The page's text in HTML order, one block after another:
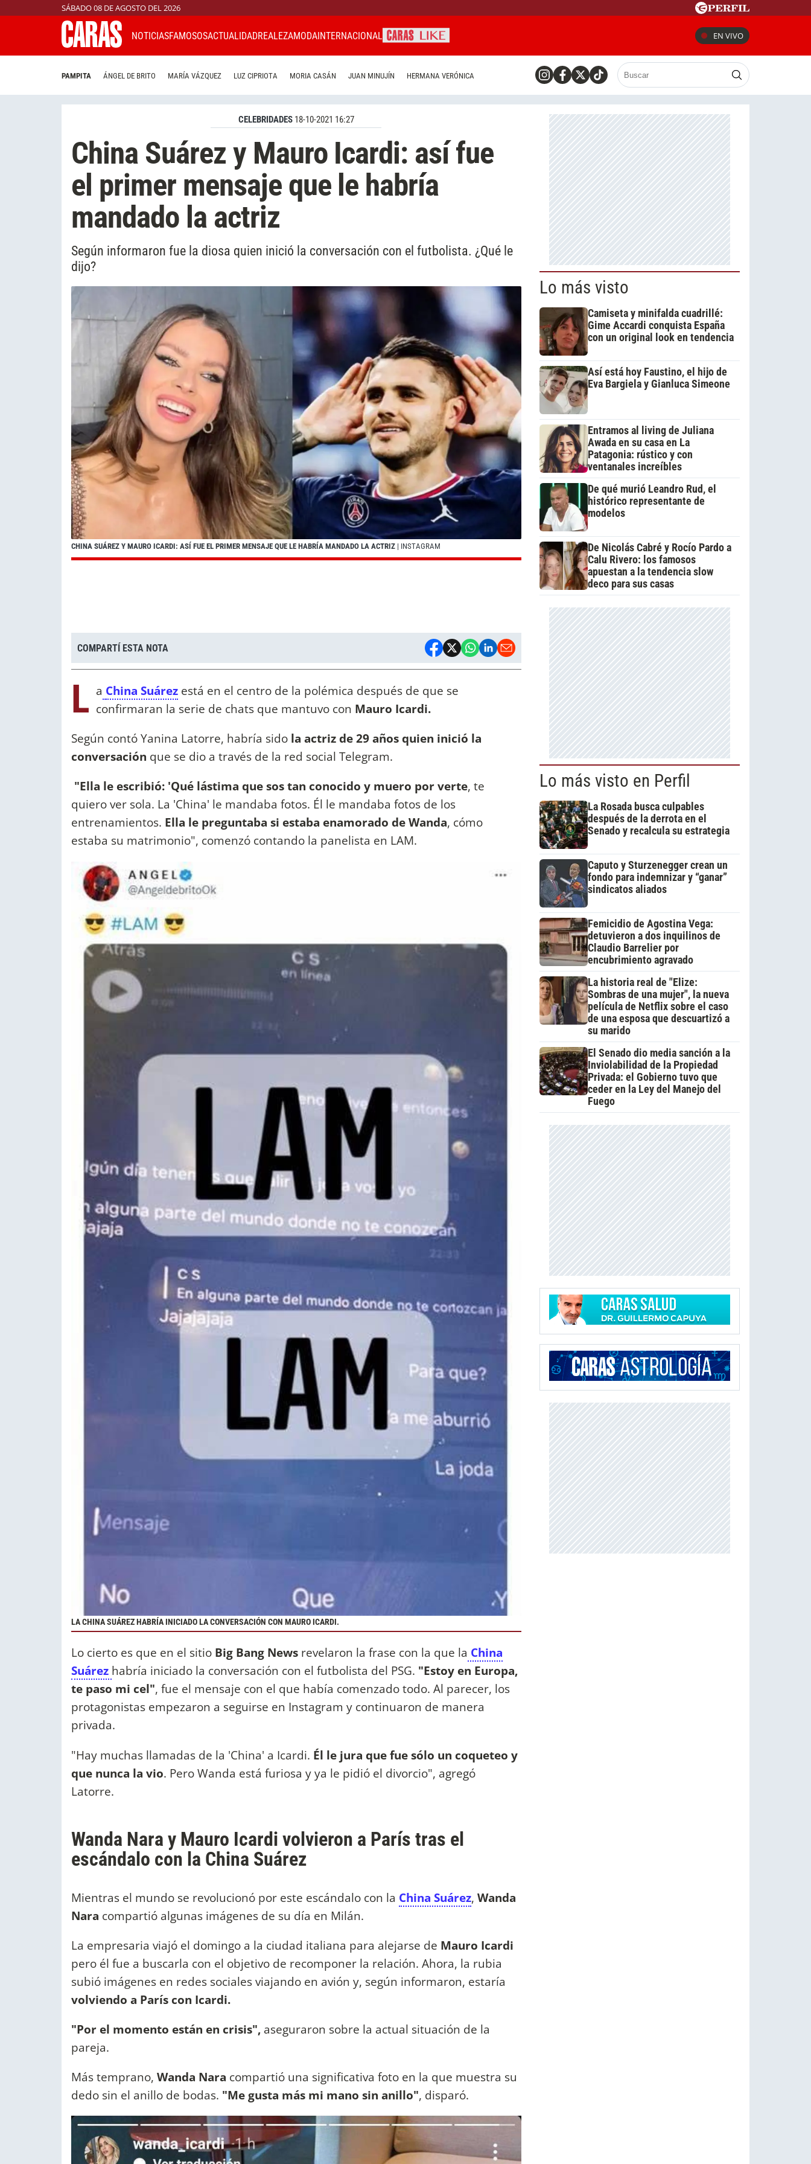
SÁBADO 08 DE AGOSTO DEL 2026
NOTICIASFAMOSOSACTUALIDADREALEZAMODAINTERNACIONAL EN VIVO
PAMPITA ÁNGEL DE BRITO MARÍA VÁZQUEZ LUZ CIPRIOTA MORIA CASÁN JUAN MINUJÍN HERMANA VERÓNICA
CELEBRIDADES 18-10-2021 16:27
China Suárez y Mauro Icardi: así fue
el primer mensaje que le habría
mandado la actriz
Según informaron fue la diosa quien inició la conversación con el futbolista. ¿Qué le
dijo?
CHINA SUÁREZ Y MAURO ICARDI: ASÍ FUE EL PRIMER MENSAJE QUE LE HABRÍA MANDADO LA ACTRIZ | INSTAGRAM
COMPARTÍ ESTA NOTA
L a China Suárez está en el centro de la polémica después de que se
confirmaran la serie de chats que mantuvo con Mauro Icardi.
Según contó Yanina Latorre, habría sido la actriz de 29 años quien inició la
conversación que se dio a través de la red social Telegram.
"Ella le escribió: 'Qué lástima que sos tan conocido y muero por verte, te
quiero ver sola. La 'China' le mandaba fotos. Él le mandaba fotos de los
entrenamientos. Ella le preguntaba si estaba enamorado de Wanda, cómo
estaba su matrimonio", comenzó contando la panelista en LAM.
LA CHINA SUÁREZ HABRÍA INICIADO LA CONVERSACIÓN CON MAURO ICARDI.
Lo cierto es que en el sitio Big Bang News revelaron la frase con la que la China
Suárez habría iniciado la conversación con el futbolista del PSG. "Estoy en Europa,
te paso mi cel", fue el mensaje con el que había comenzado todo. Al parecer, los
protagonistas empezaron a seguirse en Instagram y continuaron de manera
privada.
"Hay muchas llamadas de la 'China' a Icardi. Él le jura que fue sólo un coqueteo y
que nunca la vio. Pero Wanda está furiosa y ya le pidió el divorcio", agregó
Latorre.
Wanda Nara y Mauro Icardi volvieron a París tras el
escándalo con la China Suárez
Mientras el mundo se revolucionó por este escándalo con la China Suárez, Wanda
Nara compartió algunas imágenes de su día en Milán.
La empresaria viajó el domingo a la ciudad italiana para alejarse de Mauro Icardi
pero él fue a buscarla con el objetivo de recomponer la relación. Ahora, la rubia
subió imágenes en redes sociales viajando en avión y, según informaron, estaría
volviendo a París con Icardi.
"Por el momento están en crisis", aseguraron sobre la actual situación de la
pareja.
Más temprano, Wanda Nara compartió una significativa foto en la que muestra su
dedo sin el anillo de bodas. "Me gusta más mi mano sin anillo", disparó.
Lo más visto
Camiseta y minifalda cuadrillé:
Gime Accardi conquista España
con un original look en tendencia
Así está hoy Faustino, el hijo de
Eva Bargiela y Gianluca Simeone
Entramos al living de Juliana
Awada en su casa en La
Patagonia: rústico y con
ventanales increíbles
De qué murió Leandro Rud, el
histórico representante de
modelos
De Nicolás Cabré y Rocío Pardo a
Calu Rivero: los famosos
apuestan a la tendencia slow
deco para sus casas
Lo más visto en Perfil
La Rosada busca culpables
después de la derrota en el
Senado y recalcula su estrategia
Caputo y Sturzenegger crean un
fondo para indemnizar y “ganar”
sindicatos aliados
Femicidio de Agostina Vega:
detuvieron a dos inquilinos de
Claudio Barrelier por
encubrimiento agravado
La historia real de "Elize:
Sombras de una mujer", la nueva
película de Netflix sobre el caso
de una esposa que descuartizó a
su marido
El Senado dio media sanción a la
Inviolabilidad de la Propiedad
Privada: el Gobierno tuvo que
ceder en la Ley del Manejo del
Fuego